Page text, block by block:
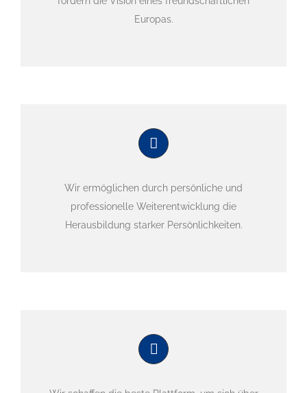
Europas.
Wir ermöglichen durch persönliche und
professionelle Weiterentwicklung die
Herausbildung starker Persönlichkeiten.